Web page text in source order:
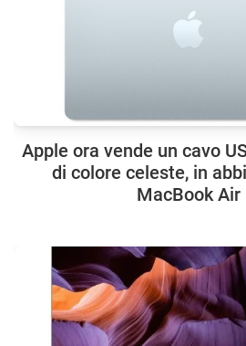
Apple ora vende un cavo
di colore celeste, in
MacBook Air